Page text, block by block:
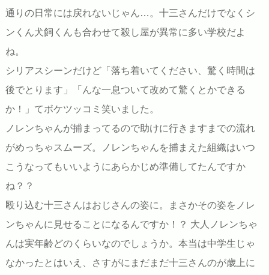
通りの日常には戻れないじゃん…。十三さんだけでなくシ
ンくん犬飼くんも合わせて殺し屋が異常に多い学校だよ
ね。
シリアスシーンだけど「落ち着いてください、驚く時間は
後でとります」「んな一息ついて改めて驚くとかできる
か！」てボケツッコミ笑いました。
ノレンちゃんが捕まってるので助けに行きますまでの流れ
がめっちゃスムーズ。ノレンちゃんを捕まえた組織はいつ
こうなってもいいようにあらかじめ準備してたんですか
ね？？
殴り込む十三さんはおじさんの姿に。まさかその姿をノレ
ンちゃんに見せることになるんですか！？ 大人ノレンちゃ
んは実年齢どのくらいなのでしょうか。本当は中学生じゃ
なかったとはいえ、さすがにまだまだ十三さんのが歳上に